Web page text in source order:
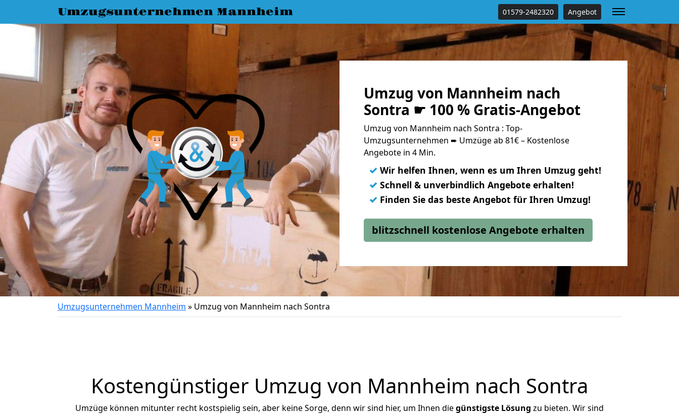
Umzugsunternehmen Mannheim 01579-2482320 Angebot
Umzug von Mannheim nach
Sontra ☛ 100 % Gratis-Angebot
Umzug von Mannheim nach Sontra : Top-
Umzugsunternehmen ➨ Umzüge ab 81€ – Kostenlose
Angebote in 4 Min.
✓ Wir helfen Ihnen, wenn es um Ihren Umzug geht!
✓ Schnell & unverbindlich Angebote erhalten!
✓ Finden Sie das beste Angebot für Ihren Umzug!
blitzschnell kostenlose Angebote erhalten
Umzugsunternehmen Mannheim » Umzug von Mannheim nach Sontra
Kostengünstiger Umzug von Mannheim nach Sontra
Umzüge können mitunter recht kostspielig sein, aber keine Sorge, denn wir sind hier, um Ihnen diegünstigste Lösung zu bieten. Wir sind